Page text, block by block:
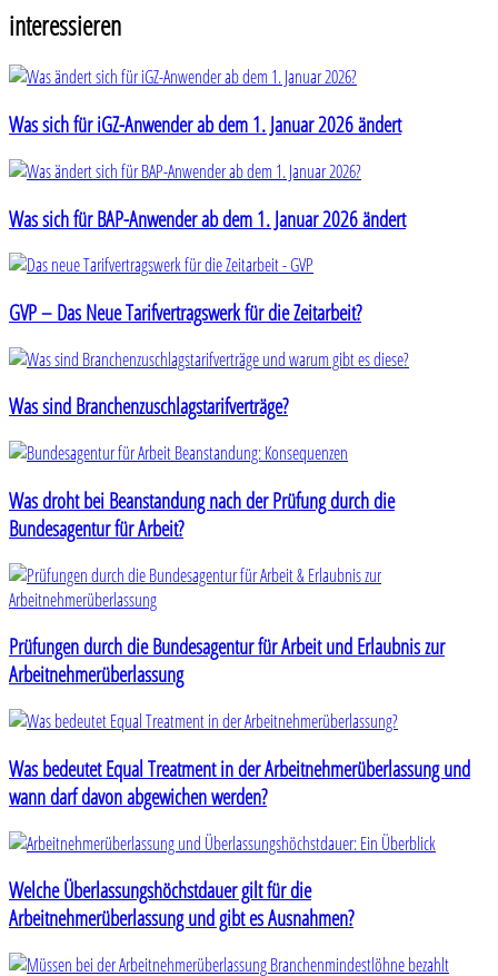
interessieren
Was sich für iGZ-Anwender ab dem 1. Januar 2026 ändert
Was sich für BAP-Anwender ab dem 1. Januar 2026 ändert
GVP – Das Neue Tarifvertragswerk für die Zeitarbeit?
Was sind Branchenzuschlagstarifverträge?
Was droht bei Beanstandung nach der Prüfung durch die
Bundesagentur für Arbeit?
Prüfungen durch die Bundesagentur für Arbeit und Erlaubnis zur
Arbeitnehmerüberlassung
Was bedeutet Equal Treatment in der Arbeitnehmerüberlassung und
wann darf davon abgewichen werden?
Welche Überlassungshöchstdauer gilt für die
Arbeitnehmerüberlassung und gibt es Ausnahmen?